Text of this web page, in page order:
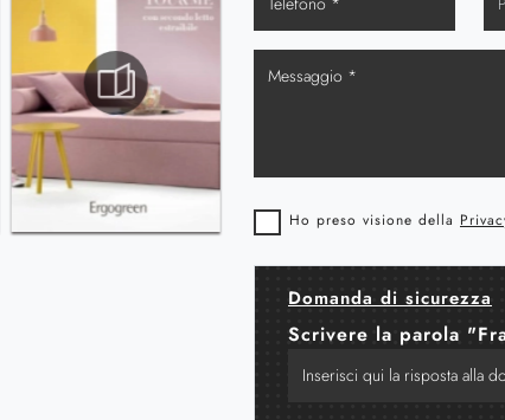
Ho preso visione della
Domanda di sicurezza
Scrivere la parola